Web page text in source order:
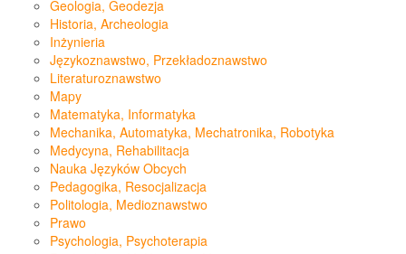
Geologia, Geodezja
Historia, Archeologia
Inżynieria
Językoznawstwo, Przekładoznawstwo
Literaturoznawstwo
Mapy
Matematyka, Informatyka
Mechanika, Automatyka, Mechatronika, Robotyka
Medycyna, Rehabilitacja
Nauka Języków Obcych
Pedagogika, Resocjalizacja
Politologia, Medioznawstwo
Prawo
Psychologia, Psychoterapia